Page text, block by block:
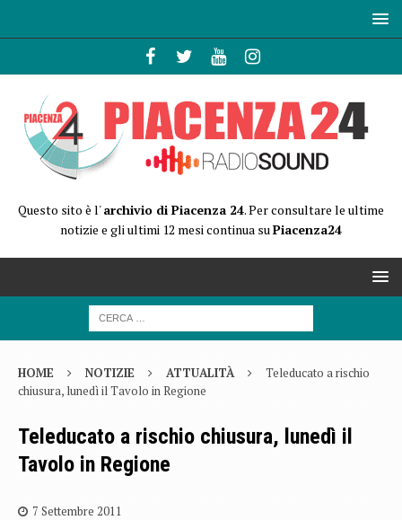
Questo sito è l'archivio di Piacenza 24. Per consultare le ultime
notizie e gli ultimi 12 mesi continua suPiacenza24
HOME NOTIZIE ATTUALITÀ
Teleducato a rischio
chiusura, lunedì il Tavolo in Regione
Teleducato a rischio chiusura, lunedì il
Tavolo in Regione
7 Settembre 2011